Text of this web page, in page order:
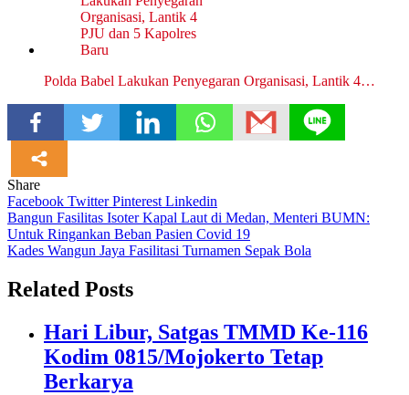
Polda Babel Lakukan Penyegaran Organisasi, Lantik 4…
Share
Facebook TwitterPinterest Linkedin
Navigasi
pos
Bangun Fasilitas Isoter Kapal Laut di Medan, Menteri BUMN:
Untuk Ringankan Beban Pasien Covid 19
Kades Wangun Jaya Fasilitasi Turnamen Sepak Bola
Related Posts
Hari Libur, Satgas TMMD Ke-116
Kodim 0815/Mojokerto Tetap
Berkarya